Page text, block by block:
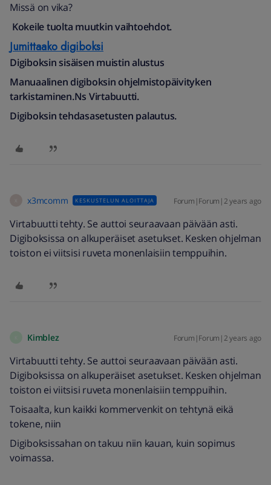
Missä on vika?
Kokeile tuolta muutkin vaihtoehdot.
Jumittaako digiboksi
Digiboksin sisäisen muistin alustus
Manuaalinen digiboksin ohjelmistopäivityken
tarkistaminen.Ns Virtabuutti.
Digiboksin tehdasasetusten palautus.
x3mcomm KESKUSTELUN ALOITTAJA Forum|Forum|2 years ago
Virtabuutti tehty. Se auttoi seuraavaan päivään asti.
Digiboksissa on alkuperäiset asetukset. Kesken ohjelman
toiston ei viitsisi ruveta monenlaisiin temppuihin.
Kimblez Forum|Forum|2 years ago
Virtabuutti tehty. Se auttoi seuraavaan päivään asti.
Digiboksissa on alkuperäiset asetukset. Kesken ohjelman
toiston ei viitsisi ruveta monenlaisiin temppuihin.
Toisaalta, kun kaikki kommervenkit on tehtynä eikä
tokene, niin
Digiboksissahan on takuu niin kauan, kuin sopimus
voimassa.